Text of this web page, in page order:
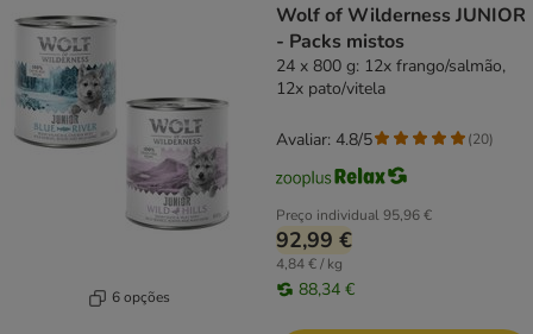
6 opções
Wolf of Wilderness JUNIOR
- Packs mistos
24 x 800 g: 12x frango/salmão,
12x pato/vitela
Preço individual95,96 €
92,99 €
4,84 € / kg
88,34 €
Avaliar: 4.8/5 (20)